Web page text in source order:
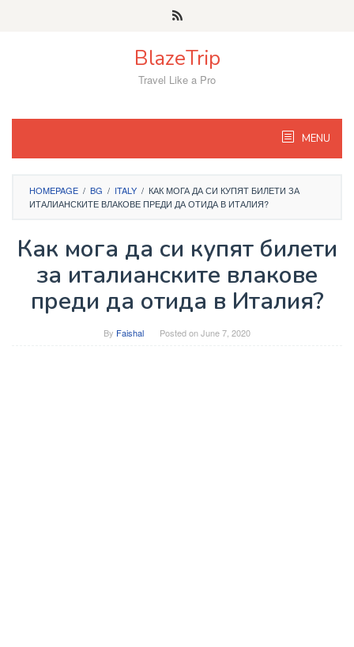
BlazeTrip
Travel Like a Pro
MENU
HOMEPAGE / BG / ITALY / КАК МОГА ДА СИ КУПЯТ БИЛЕТИ ЗА
ИТАЛИАНСКИТЕ ВЛАКОВЕ ПРЕДИ ДА ОТИДА В ИТАЛИЯ?
Как мога да си купят билети
за италианските влакове
преди да отида в Италия?
By Faishal Posted onJune 7, 2020